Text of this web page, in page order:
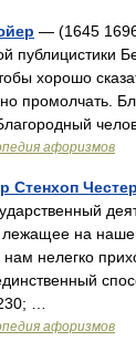
— (1645 1696
публицистики
хорошо
промолчать.
афоризмов
Стенхоп
на
нам нелегко
…
афоризмов